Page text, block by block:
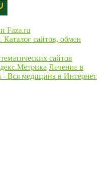
Лечение в